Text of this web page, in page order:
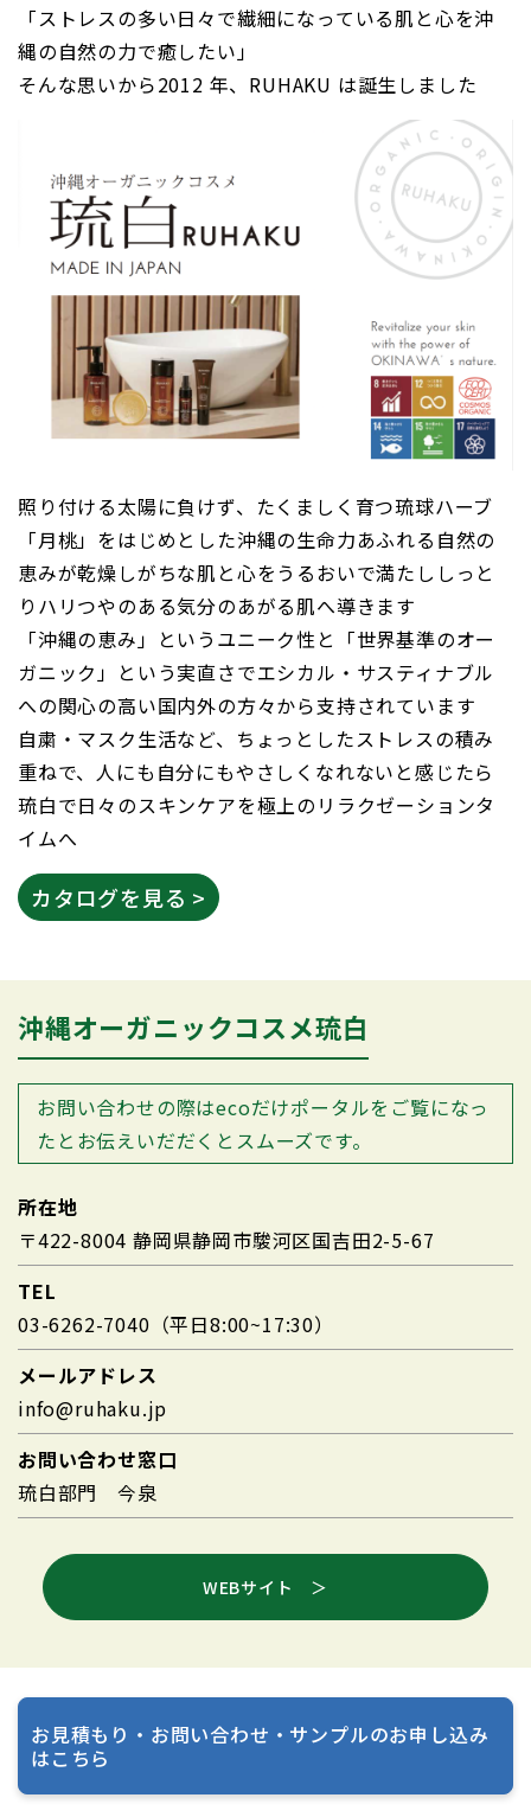
「ストレスの多い日々で繊細になっている肌と心を沖
縄の自然の力で癒したい」
そんな思いから2012 年、RUHAKU は誕生しました
照り付ける太陽に負けず、たくましく育つ琉球ハーブ
「月桃」をはじめとした沖縄の生命力あふれる自然の
恵みが乾燥しがちな肌と心をうるおいで満たししっと
りハリつやのある気分のあがる肌へ導きます
「沖縄の恵み」というユニーク性と「世界基準のオー
ガニック」という実直さでエシカル・サスティナブル
への関心の高い国内外の方々から支持されています
自粛・マスク生活など、ちょっとしたストレスの積み
重ねで、人にも自分にもやさしくなれないと感じたら
琉白で日々のスキンケアを極上のリラクゼーションタ
イムへ
カタログを見る >
沖縄オーガニックコスメ琉白
お問い合わせの際はecoだけポータルを ご覧になっ
たとお伝えいだだくとスムーズです。
所在地
〒422-8004 静岡県静岡市駿河区国吉田2-5-67
TEL
03-6262-7040（平日8:00~17:30）
メールアドレス
info@ruhaku.jp
お問い合わせ窓口
琉白部門 今泉
WEBサイト ＞
お見積もり・お問い合わせ・サンプルのお申し込み
はこちら